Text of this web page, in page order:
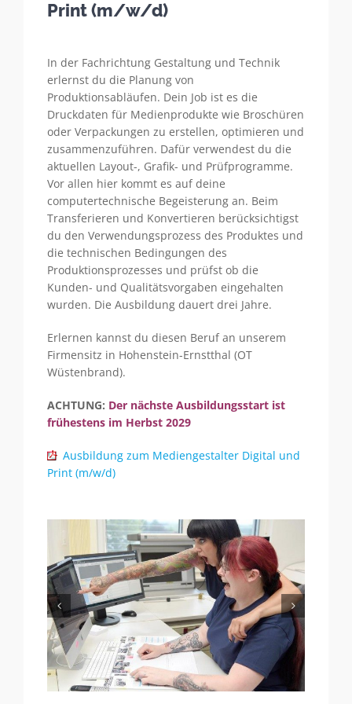
Print (m/w/d)
In der Fachrichtung Gestaltung und Technik
erlernst du die Planung von
Produktionsabläufen. Dein Job ist es die
Druckdaten für Medienprodukte wie Broschüren
oder Verpackungen zu erstellen, optimieren und
zusammenzuführen. Dafür verwendest du die
aktuellen Layout-, Grafik- und Prüfprogramme.
Vor allen hier kommt es auf deine
computertechnische Begeisterung an. Beim
Transferieren und Konvertieren berücksichtigst
du den Verwendungsprozess des Produktes und
die technischen Bedingungen des
Produktionsprozesses und prüfst ob die
Kunden- und Qualitätsvorgaben eingehalten
wurden. Die Ausbildung dauert drei Jahre.
Erlernen kannst du diesen Beruf an unserem
Firmensitz in Hohenstein-Ernstthal (OT
Wüstenbrand).
ACHTUNG: Der nächste Ausbildungsstart ist
frühestens im Herbst 2029
Ausbildung zum Mediengestalter Digital und
Print (m/w/d)